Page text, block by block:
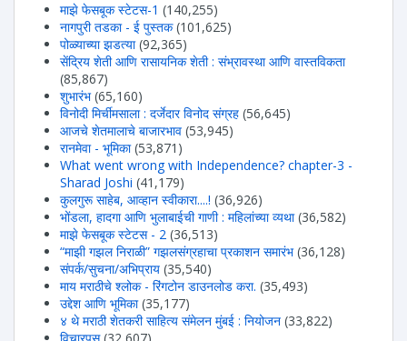
माझे फेसबूक स्टेटस-1 (140,255)
नागपुरी तडका - ई पुस्तक (101,625)
पोळ्याच्या झडत्या (92,365)
सेंद्रिय शेती आणि रासायनिक शेती : संभ्रावस्था आणि वास्तविकता
(85,867)
शुभारंभ (65,160)
विनोदी मिर्चीमसाला : दर्जेदार विनोद संग्रह (56,645)
आजचे शेतमालाचे बाजारभाव (53,945)
रानमेवा - भूमिका (53,871)
What went wrong with Independence? chapter-3 -
Sharad Joshi (41,179)
कुलगुरू साहेब, आव्हान स्वीकारा....! (36,926)
भोंडला, हादगा आणि भुलाबाईची गाणी : महिलांच्या व्यथा (36,582)
माझे फेसबूक स्टेटस - 2 (36,513)
“माझी गझल निराळी” गझलसंग्रहाचा प्रकाशन समारंभ (36,128)
संपर्क/सुचना/अभिप्राय (35,540)
माय मराठीचे श्लोक - रिंगटोन डाउनलोड करा. (35,493)
उद्देश आणि भूमिका (35,177)
४ थे मराठी शेतकरी साहित्य संमेलन मुंबई : नियोजन (33,822)